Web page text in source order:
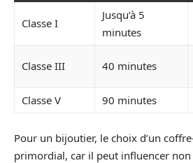
Classe I
Jusqu’à 5
minutes
Classe III 40 minutes
Classe V
90 minutes
Pour un bijoutier, le choix d’un
primordial, car il peut influencer